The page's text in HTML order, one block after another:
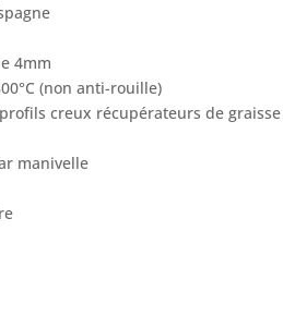
4mm
(non anti-rouille)
creux récupérateurs de graisse
manivelle